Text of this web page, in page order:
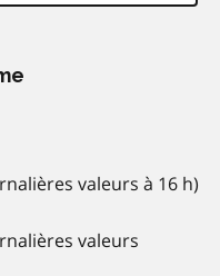
valeurs à 16 h)
valeurs